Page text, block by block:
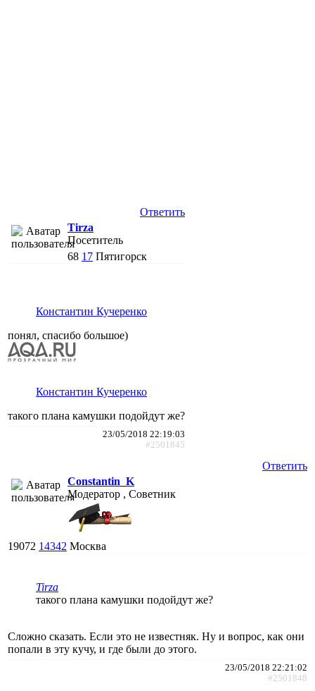
Ответить
Tirza
Посетитель
68 17 Пятигорск
Константин Кучеренко
понял, спасибо большое)
Константин Кучеренко
такого плана камушки подойдут же?
23/05/2018 22:19:03
#2501845
Ответить
Constantin_K
Модератор , Советник
19072 14342 Москва
Tirza
такого плана камушки подойдут же?
Сложно сказать. Если это не известняк. Ну и вопрос, как они
попали в эту кучу, и где были до этого.
23/05/2018 22:21:02
#2501848